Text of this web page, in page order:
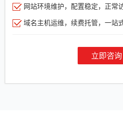
网站环境维护，配置稳定，正常
域名主机运维，续费托管，一站
立即咨询